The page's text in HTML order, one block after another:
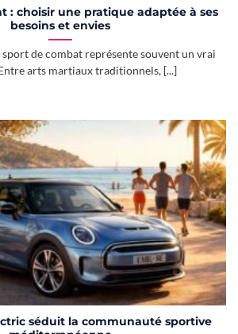
: choisir une pratique adaptée à ses
besoins et envies
de combat représente souvent un vrai
arts martiaux traditionnels, [...]
séduit la communauté sportive